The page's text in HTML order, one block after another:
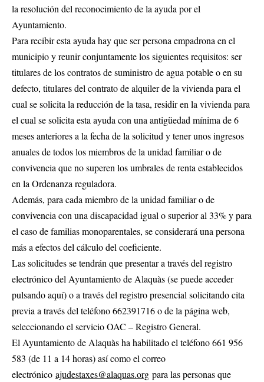
la resolución del reconocimiento de la ayuda por el
Ayuntamiento.
Para recibir esta ayuda hay que ser persona empadrona en el
municipio y reunir conjuntamente los siguientes requisitos: ser
titulares de los contratos de suministro de agua potable o en su
defecto, titulares del contrato de alquiler de la vivienda para el
cual se solicita la reducción de la tasa, residir en la vivienda para
el cual se solicita esta ayuda con una antigüedad mínima de 6
meses anteriores a la fecha de la solicitud y tener unos ingresos
anuales de todos los miembros de la unidad familiar o de
convivencia que no superen los umbrales de renta establecidos
en la Ordenanza reguladora.
Además, para cada miembro de la unidad familiar o de
convivencia con una discapacidad igual o superior al 33% y para
el caso de familias monoparentales, se considerará una persona
más a efectos del cálculo del coeficiente.
Las solicitudes se tendrán que presentar a través del registro
electrónico del Ayuntamiento de Alaquàs (se puede acceder
pulsandoaquí) o a través del registro presencial solicitando cita
previa a través del teléfono 662391716 o de lapágina web,
seleccionando el servicio OAC – Registro General.
El Ayuntamiento de Alaquàs ha habilitado el teléfono 661 956
583 (de 11 a 14 horas) así como el correo
electrónico ajudestaxes@alaquas.org para las personas que